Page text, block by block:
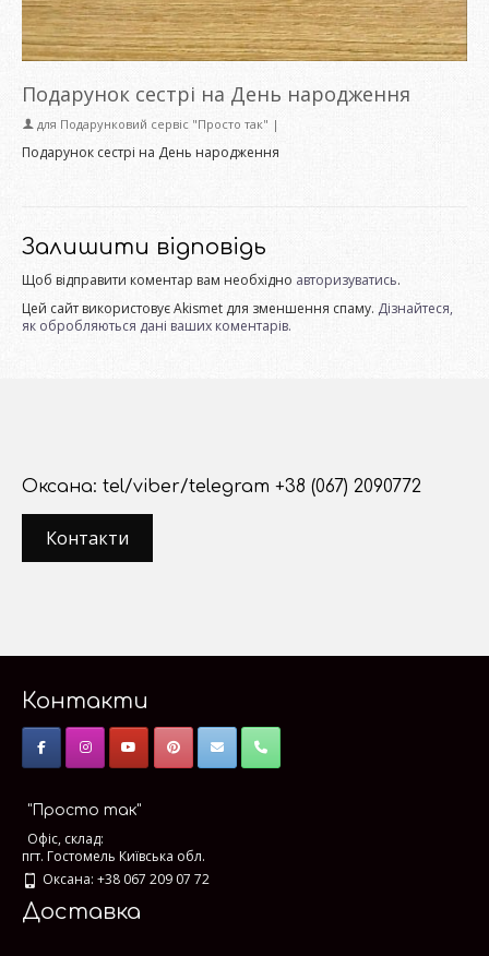
Подарунок сестрі на День народження
для Подарунковий сервіс "Просто так" |
Подарунок сестрі на День народження
Залишити відповідь
Щоб відправити коментар вам необхідно авторизуватись.
Цей сайт використовує Akismet для зменшення спаму. Дізнайтеся,
як обробляються дані ваших коментарів.
Оксана: tel/viber/telegram +38 (067) 2090772
Контакти
Контакти
"Просто так"
Офіс, склад:
пгт. Гостомель Київська обл.
Оксана: +38 067 209 07 72
Доставка